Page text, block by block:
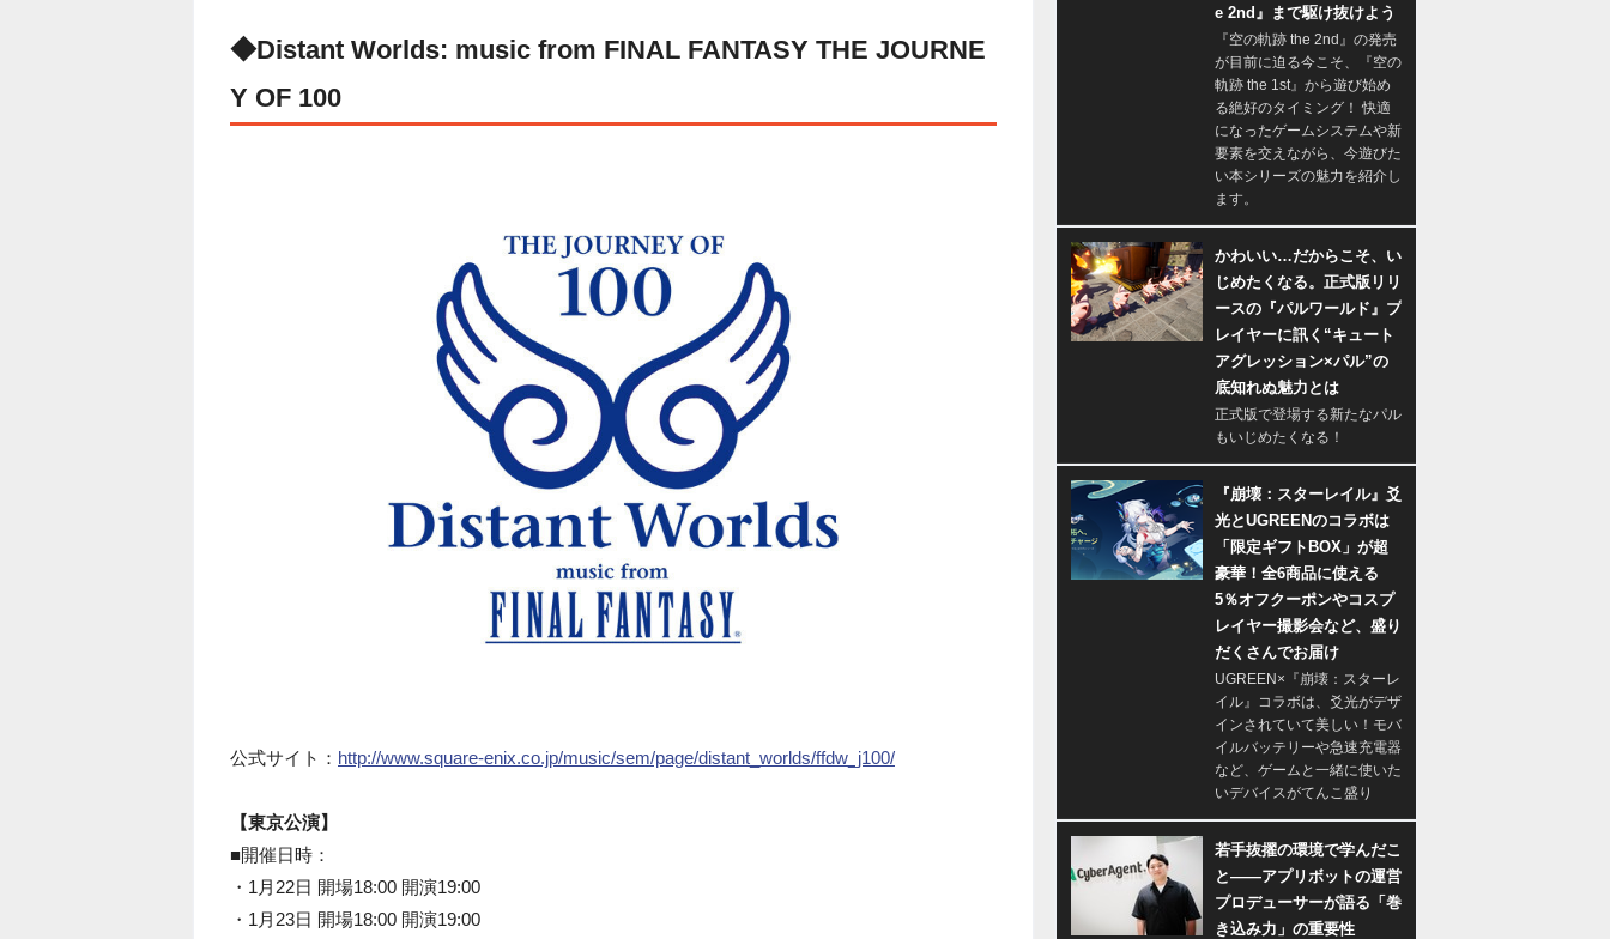
◆Distant Worlds: music from FINAL FANTASY THE JOURNE
Y OF 100
公式サイト： http://www.square-enix.co.jp/music/sem/page/distant_worlds/ffdw_j100/
【東京公演】
■開催日時：
・1月22日 開場18:00 開演19:00
・1月23日 開場18:00 開演19:00
e 2nd』まで駆け抜けよう
『空の軌跡 the 2nd』の発売
が目前に迫る今こそ、『空の
軌跡 the 1st』から遊び始め
る絶好のタイミング！ 快適
になったゲームシステムや新
要素を交えながら、今遊びた
い本シリーズの魅力を紹介し
ます。
かわいい…だからこそ、い
じめたくなる。正式版リリ
ースの『パルワールド』プ
レイヤーに訊く“キュート
アグレッション×パル”の
底知れぬ魅力とは
正式版で登場する新たなパル
もいじめたくなる！
『崩壊：スターレイル』爻
光とUGREENのコラボは
「限定ギフトBOX」が超
豪華！全6商品に使える
5％オフクーポンやコスプ
レイヤー撮影会など、盛り
だくさんでお届け
UGREEN×『崩壊：スターレ
イル』コラボは、爻光がデザ
インされていて美しい！モバ
イルバッテリーや急速充電器
など、ゲームと一緒に使いた
いデバイスがてんこ盛り
若手抜擢の環境で学んだこ
と――アプリボットの運営
プロデューサーが語る「巻
き込み力」の重要性